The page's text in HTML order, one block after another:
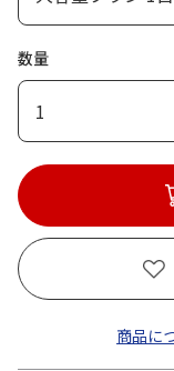
数量
1
商品に